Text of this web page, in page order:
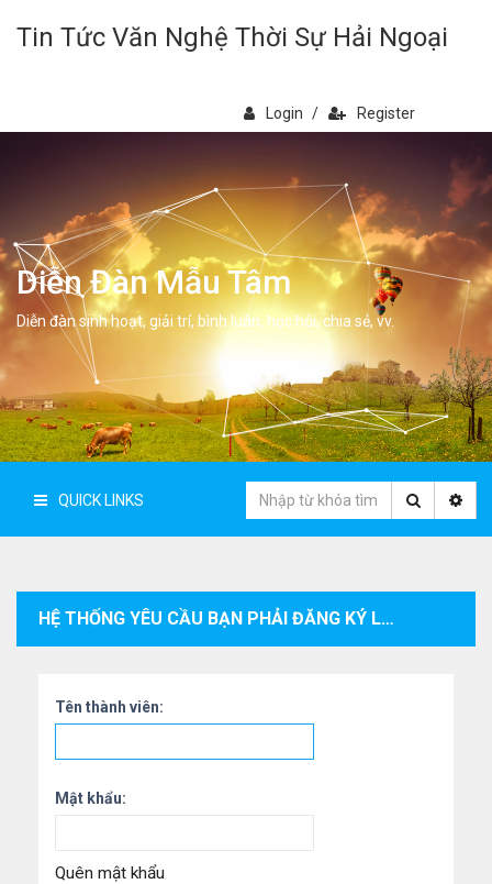
Tin Tức Văn Nghệ Thời Sự Hải Ngoại
Login / Register
Diễn Đàn Mẫu Tâm
Diễn đàn sinh hoạt, giải trí, bình luân, học hỏi, chia sẻ, vv.
QUICK LINKS
HỆ THỐNG YÊU CẦU BẠN PHẢI ĐĂNG KÝ LÀM THÀNH VIÊN VÀ ĐĂNG NHẬP VÀO HỆ THỐNG ĐỂ XEM THÔNG TIN CÁ NHÂN CỦA THÀNH VIÊN.
Tên thành viên:
Mật khẩu:
Quên mật khẩu